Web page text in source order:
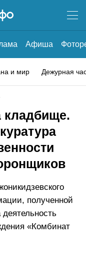
Афиша
и мир Дежурная
кладбище.
полученной
«Комбинат